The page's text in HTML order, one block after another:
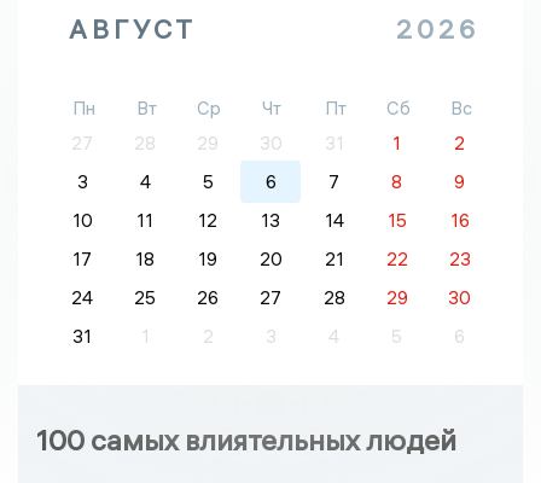
АВГУСТ 2026
Пн Вт Ср Чт Пт Сб
Вс
27
28 29 30 31 1
2
3
4 5 6 7 8
9
10
11 12 13 14 15
16
17
18 19 20 21 22
23
24
25 26 27 28 29
30
31
1 2 3 4 5 6
100 самых влиятельных людей